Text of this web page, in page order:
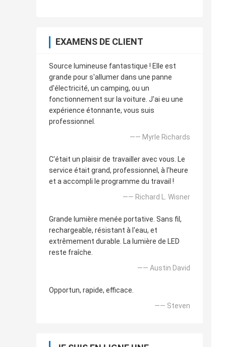
EXAMENS DE CLIENT
Source lumineuse fantastique ! Elle est
grande pour s'allumer dans une panne
d'électricité, un camping, ou un
fonctionnement sur la voiture. J'ai eu une
expérience étonnante, vous suis
professionnel.
—— Myrle Richards
C'était un plaisir de travailler avec vous. Le
service était grand, professionnel, à l'heure
et a accompli le programme du travail !
—— Richard L. Wisner
Grande lumière menée portative. Sans fil,
rechargeable, résistant à l'eau, et
extrêmement durable. La lumière de LED
reste fraîche.
—— Austin David
Opportun, rapide, efficace.
—— Steven